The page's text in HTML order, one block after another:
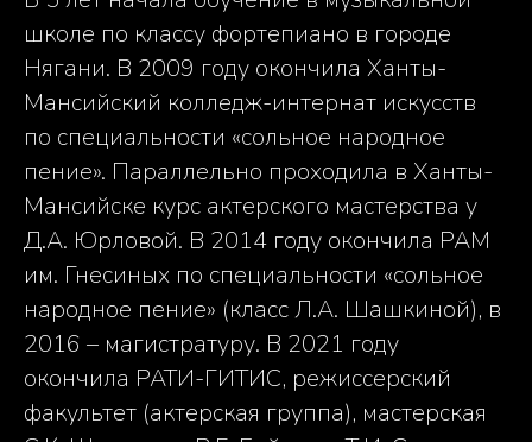
школе по классу фортепиано в городе
Нягани. В 2009 году окончила Ханты-
Мансийский колледж-интернат искусств
по специальности «сольное народное
пение». Параллельно проходила в Ханты-
Мансийске курс актерского мастерства у
Д.А. Юрловой. В 2014 году окончила РАМ
им. Гнесиных по специальности «сольное
народное пение» (класс Л.А. Шашкиной), в
2016 – магистратуру. В 2021 году
окончила РАТИ-ГИТИС, режиссерский
факультет (актерская группа), мастерская